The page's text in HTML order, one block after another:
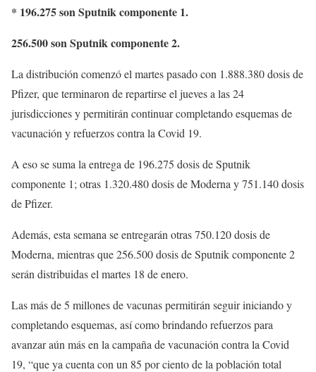
* 196.275 son Sputnik componente 1.
256.500 son Sputnik componente 2.
La distribución comenzó el martes pasado con 1.888.380 dosis de
Pfizer, que terminaron de repartirse el jueves a las 24
jurisdicciones y permitirán continuar completando esquemas de
vacunación y refuerzos contra la Covid 19.
A eso se suma la entrega de 196.275 dosis de Sputnik
componente 1; otras 1.320.480 dosis de Moderna y 751.140 dosis
de Pfizer.
Además, esta semana se entregarán otras 750.120 dosis de
Moderna, mientras que 256.500 dosis de Sputnik componente 2
serán distribuidas el martes 18 de enero.
Las más de 5 millones de vacunas permitirán seguir iniciando y
completando esquemas, así como brindando refuerzos para
avanzar aún más en la campaña de vacunación contra la Covid
19, “que ya cuenta con un 85 por ciento de la población total